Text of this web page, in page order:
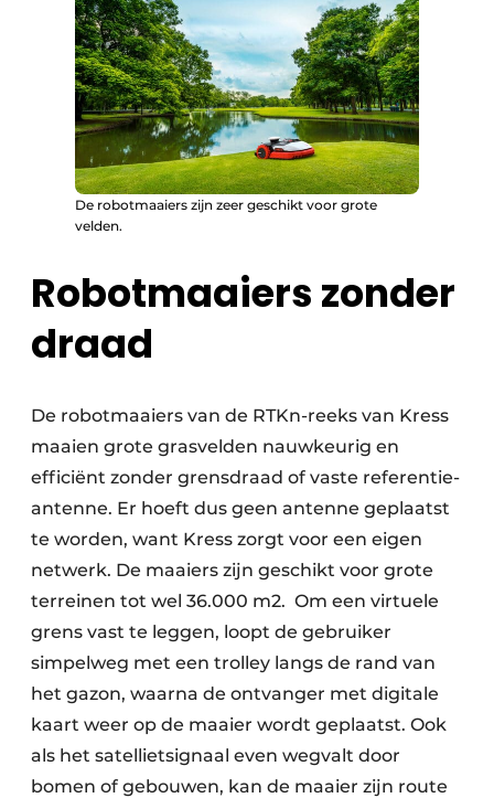
De robotmaaiers zijn zeer geschikt voor grote
velden.
Robotmaaiers zonder
draad
De robotmaaiers van de RTKn-reeks van Kress
maaien grote grasvelden nauwkeurig en
efficiënt zonder grensdraad of vaste referentie-
antenne. Er hoeft dus geen antenne geplaatst
te worden, want Kress zorgt voor een eigen
netwerk. De maaiers zijn geschikt voor grote
terreinen tot wel 36.000 m2. Om een virtuele
grens vast te leggen, loopt de gebruiker
simpelweg met een trolley langs de rand van
het gazon, waarna de ontvanger met digitale
kaart weer op de maaier wordt geplaatst. Ook
als het satellietsignaal even wegvalt door
bomen of gebouwen, kan de maaier zijn route